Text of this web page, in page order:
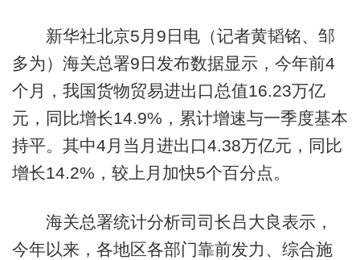
新华社北京5月9日电（记者黄韬铭、邹
多为）海关总署9日发布数据显示，今年前4
个月，我国货物贸易进出口总值16.23万亿
元，同比增长14.9%，累计增速与一季度基本
持平。其中4月当月进出口4.38万亿元，同比
增长14.2%，较上月加快5个百分点。
海关总署统计分析司司长吕大良表示，
今年以来，各地区各部门靠前发力、综合施